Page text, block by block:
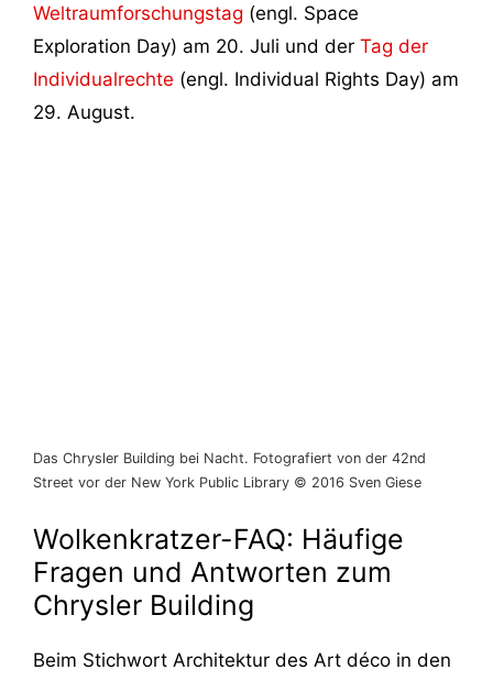
Weltraumforschungstag (engl. Space
Exploration Day) am 20. Juli und der Tag der
Individualrechte (engl. Individual Rights Day) am
29. August.
Das Chrysler Building bei Nacht. Fotografiert von der 42nd
Street vor der New York Public Library © 2016 Sven Giese
Wolkenkratzer-FAQ: Häufige
Fragen und Antworten zum
Chrysler Building
Beim Stichwort Architektur des Art déco in den